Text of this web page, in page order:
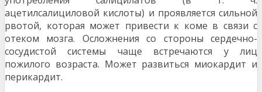
ацетилсалициловой кислоты) и проявляется силь­ной
рвотой, которая может привести к коме в связи с
отеком мозга. Осложнения со стороны сердечно-
сосуди­стой системы чаще встречаются у лиц
пожилого возраста. Может развиться миокардит и
перикардит.